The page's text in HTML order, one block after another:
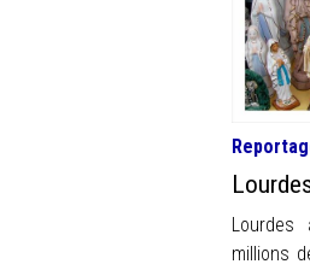
millions